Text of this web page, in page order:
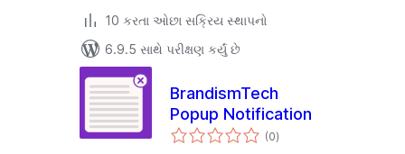
10 કરતા ઓછા સક્રિય સ્થાપનો
6.9.5 સાથે પરીક્ષણ કર્યું છે
BrandismTech
Popup Notification
(0કુલ
રેટિંગ્સ
)